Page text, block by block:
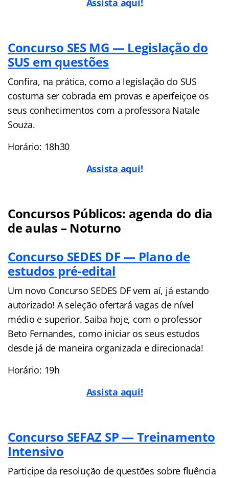
Concurso SES MG — Legislação do
SUS em questões
Confira, na prática, como a legislação do SUS
costuma ser cobrada em provas e aperfeiçoe os
seus conhecimentos com a professora Natale
Souza.
Horário: 18h30
Assista aqui!
Concursos Públicos: agenda do dia
de aulas – Noturno
Concurso SEDES DF — Plano de
estudos pré-edital
Um novo Concurso SEDES DF vem aí, já estando
autorizado! A seleção ofertará vagas de nível
médio e superior. Saiba hoje, com o professor
Beto Fernandes, como iniciar os seus estudos
desde já de maneira organizada e direcionada!
Horário: 19h
Assista aqui!
Concurso SEFAZ SP — Treinamento
Intensivo
Participe da resolução de questões sobre fluência